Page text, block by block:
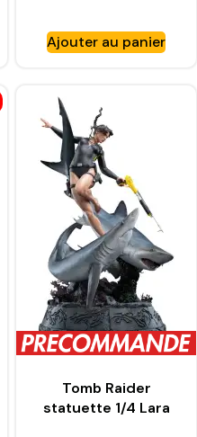
WETA WORKSHOP
Ajouter au panier
Tomb Raider
statuette 1/4 Lara